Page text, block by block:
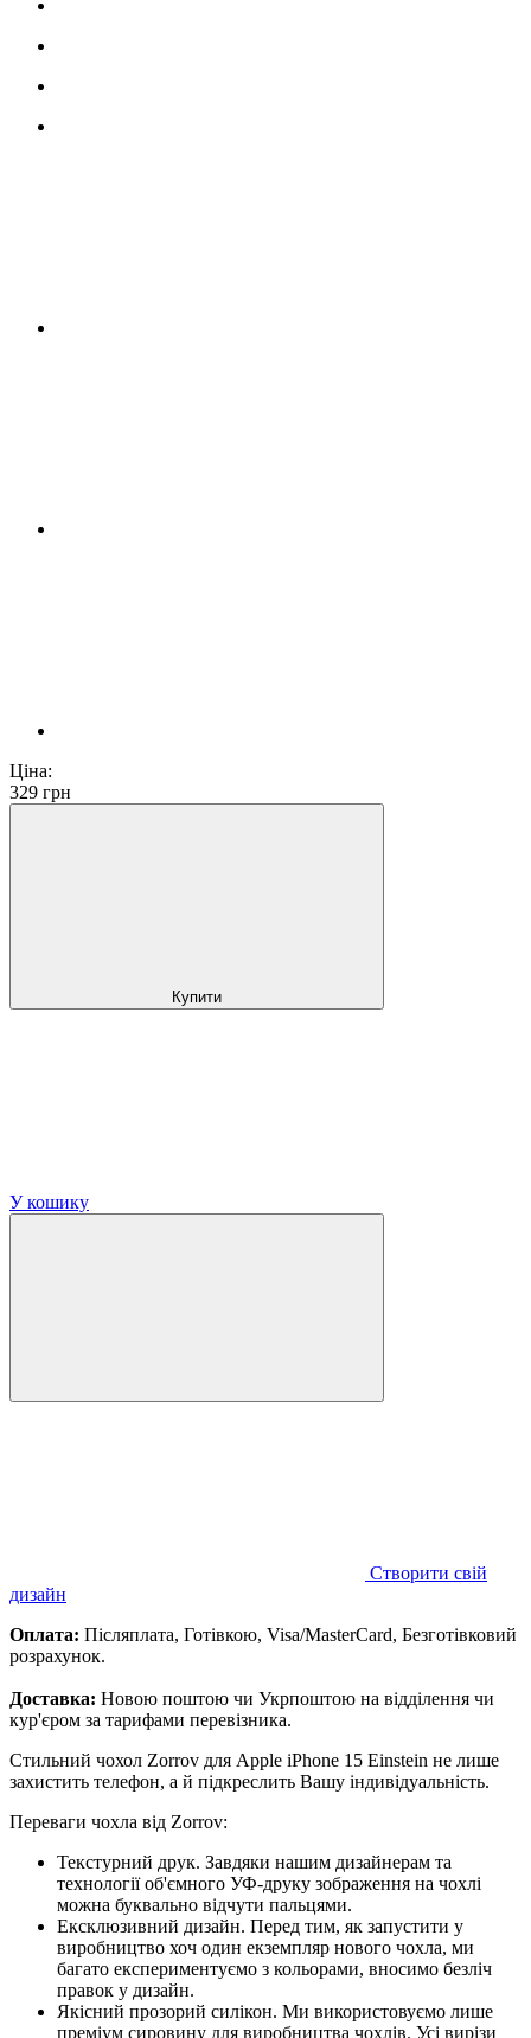
Ціна:
329 грн
Купити
У кошику
Створити свій
дизайн
Оплата: Післяплата, Готівкою, Visa/MasterCard, Безготівковий
розрахунок.
Доставка: Новою поштою чи Укрпоштою на відділення чи
кур'єром за тарифами перевізника.
Стильний чохол Zorrov для Apple iPhone 15 Einstein не лише
захистить телефон, а й підкреслить Вашу індивідуальність.
Переваги чохла від Zorrov:
Текстурний друк. Завдяки нашим дизайнерам та
технології об'ємного УФ-друку зображення на чохлі
можна буквально відчути пальцями.
Ексклюзивний дизайн. Перед тим, як запустити у
виробництво хоч один екземпляр нового чохла, ми
багато експериментуємо з кольорами, вносимо безліч
правок у дизайн.
Якісний прозорий силікон. Ми використовуємо лише
преміум сировину для виробництва чохлів. Усі вирізи